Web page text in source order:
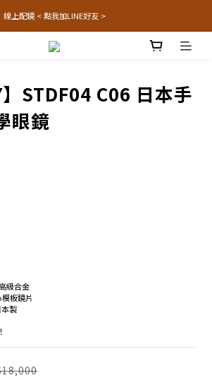
線上配鏡 < 點我加LINE好友 >
】STDF04 C06 日本手
眼鏡
級合金
板鏡片
本製